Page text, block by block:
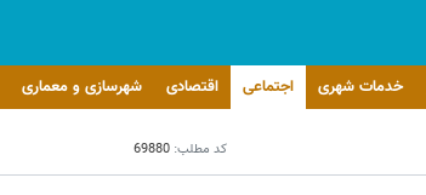
خدمات شهری اجتماعی اقتصادی شهرسازی و معماری
کد مطلب: 69880